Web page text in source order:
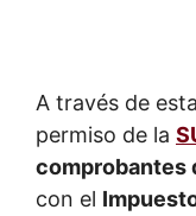
A través de
permiso de la
comprobantes
con el